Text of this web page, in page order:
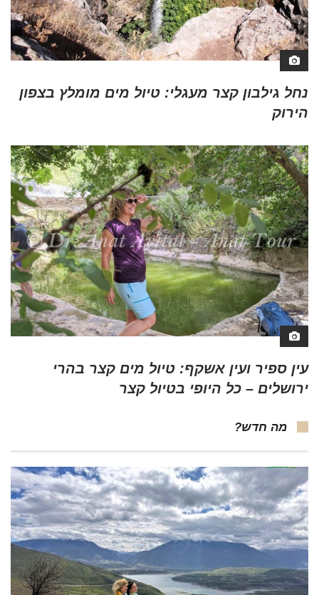
נחל גילבון קצר מעגלי: טיול מים מומלץ בצפון
הירוק
עין ספיר ועין אשקף: טיול מים קצר בהרי
ירושלים – כל היופי בטיול קצר
מה חדש?